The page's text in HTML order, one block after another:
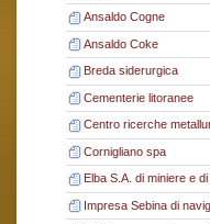
Ansaldo Cogne
Ansaldo Coke
Breda siderurgica
Cementerie litoranee
Centro ricerche
Cornigliano spa
Elba S.A. di miniere e
Impresa Sebina di